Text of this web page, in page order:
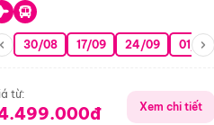
30/08 17/09 24/09 01/10
từ:
Xem chi tiết